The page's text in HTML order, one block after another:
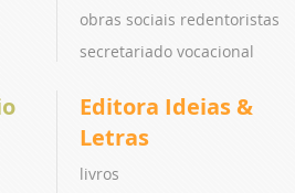
obras sociais redentoristas
secretariado vocacional
Editora Ideias &
Letras
livros